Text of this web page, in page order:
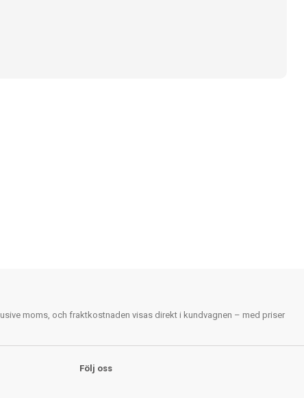
moms, och fraktkostnaden visas direkt i kundvagnen – med priser
Följ oss